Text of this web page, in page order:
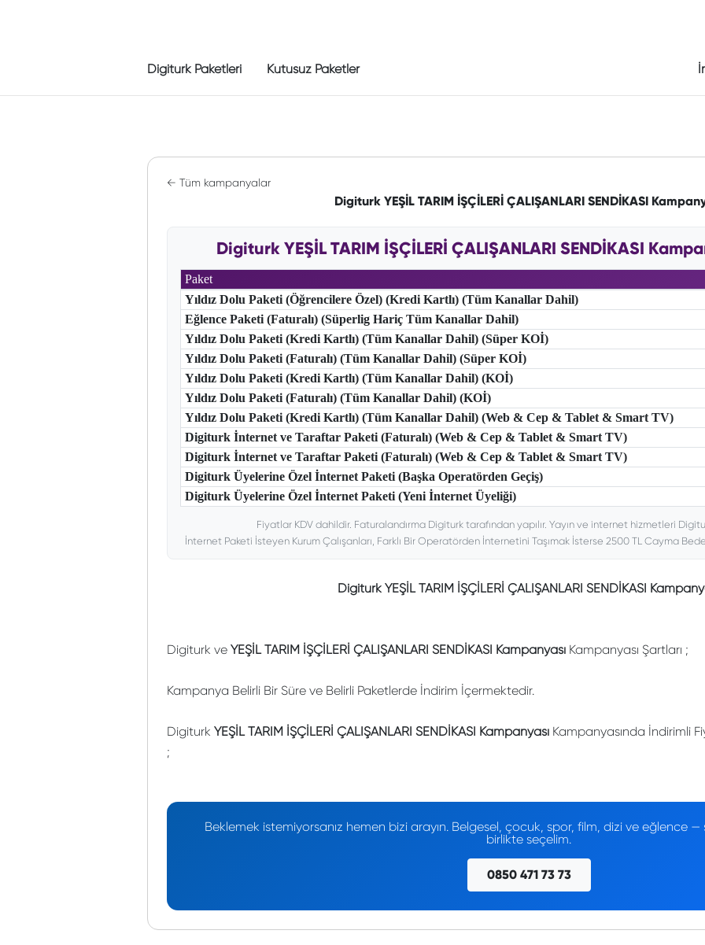
Digiturk Paketleri Kutusuz Paketler
← Tüm kampanyalar
Digiturk YEŞİL TARIM İŞÇİLERİ ÇALIŞANLARI SENDİKASI
Digiturk YEŞİL TARIM İŞÇİLERİ ÇALIŞANLARI SENDİKASI
Paket
Yıldız Dolu Paketi (Öğrencilere Özel) (Kredi Kartlı) (Tüm Kanallar Dahil)
Eğlence Paketi (Faturalı) (Süperlig Hariç Tüm Kanallar Dahil)
Yıldız Dolu Paketi (Kredi Kartlı) (Tüm Kanallar Dahil) (Süper KOİ)
Yıldız Dolu Paketi (Faturalı) (Tüm Kanallar Dahil) (Süper KOİ)
Yıldız Dolu Paketi (Kredi Kartlı) (Tüm Kanallar Dahil) (KOİ)
Yıldız Dolu Paketi (Faturalı) (Tüm Kanallar Dahil) (KOİ)
Yıldız Dolu Paketi (Kredi Kartlı) (Tüm Kanallar Dahil) (Web & Cep & Tablet & Smart TV)
Digiturk İnternet ve Taraftar Paketi (Faturalı) (Web & Cep & Tablet & Smart TV)
Digiturk İnternet ve Taraftar Paketi (Faturalı) (Web & Cep & Tablet & Smart TV)
Digiturk Üyelerine Özel İnternet Paketi (Başka Operatörden Geçiş)
Digiturk Üyelerine Özel İnternet Paketi (Yeni İnternet Üyeliği)
Fiyatlar KDV dahildir. Faturalandırma Digiturk tarafından yapılır. Yayın ve internet hizmetleri
İnternet Paketi İsteyen Kurum Çalışanları, Farklı Bir Operatörden İnternetini Taşımak İsterse 2500 TL Cayma
Digiturk YEŞİL TARIM İŞÇİLERİ ÇALIŞANLARI SENDİKASI
Digiturk ve YEŞİL TARIM İŞÇİLERİ ÇALIŞANLARI SENDİKASI Kampanyası Kampanyası Şartları ;
Kampanya Belirli Bir Süre ve Belirli Paketlerde İndirim İçermektedir.
Digiturk YEŞİL TARIM İŞÇİLERİ ÇALIŞANLARI SENDİKASI Kampanyası Kampanyasında İndirimli
;
Beklemek istemiyorsanız hemen bizi arayın. Belgesel, çocuk, spor, film, dizi ve eğlence
birlikte seçelim.
0850 471 73 73